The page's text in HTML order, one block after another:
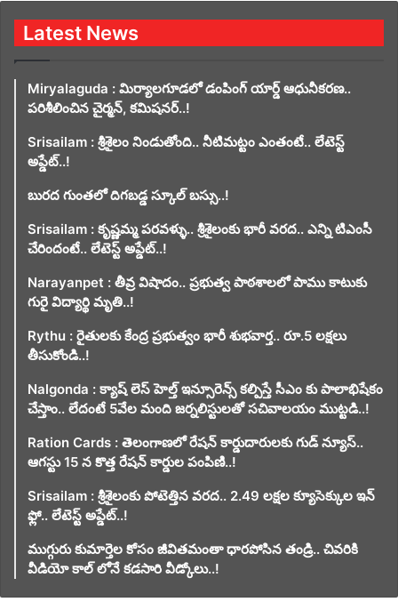
Latest News
Miryalaguda : మిర్యాలగూడలో డంపింగ్ యార్డ్ ఆధునీకరణ..
పరిశీలించిన చైర్మన్, కమిషనర్..!
Srisailam : శ్రీశైలం నిండుతోంది.. నీటిమట్టం ఎంతంటే.. లేటెస్ట్
అప్డేట్..!
బురద గుంతలో దిగబడ్డ స్కూల్ బస్సు..!
Srisailam : కృష్ణమ్మ పరవళ్ళు.. శ్రీశైలంకు భారీ వరద.. ఎన్ని టిఎంసీ
చేరిందంటే.. లేటెస్ట్ అప్డేట్..!
Narayanpet : తీవ్ర విషాదం.. ప్రభుత్వ పాఠశాలలో పాము కాటుకు
గురై విద్యార్థి మృతి..!
Rythu : రైతులకు కేంద్ర ప్రభుత్వం భారీ శుభవార్త.. రూ.5 లక్షలు
తీసుకోండి..!
Nalgonda : క్యాష్ లెస్ హెల్త్ ఇన్సూరెన్స్ కల్పిస్తే సీఎం కు పాలాభిషేకం
చేస్తాం.. లేదంటే 5వేల మంది జర్నలిస్టులతో సచివాలయం ముట్టడి..!
Ration Cards : తెలంగాణలో రేషన్ కార్డుదారులకు గుడ్ న్యూస్..
ఆగస్టు 15 న కొత్త రేషన్ కార్డుల పంపిణి..!
Srisailam : శ్రీశైలంకు పోటెత్తిన వరద.. 2.49 లక్షల క్యూసెక్కుల ఇన్
ఫ్లో.. లేటెస్ట్ అప్డేట్..!
ముగ్గురు కుమార్తెల కోసం జీవితమంతా ధారపోసిన తండ్రి.. చివరికి
వీడియో కాల్ లోనే కడసారి వీడ్కోలు..!